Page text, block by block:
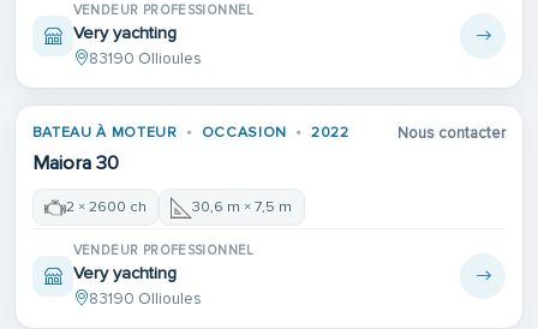
VENDEUR PROFESSIONNEL
Very yachting
83190 Ollioules
BATEAU À MOTEUR OCCASION 2022
Maiora 30
Nous contacter
2 × 2600 ch 30,6 m × 7,5 m
VENDEUR PROFESSIONNEL
Very yachting
83190 Ollioules